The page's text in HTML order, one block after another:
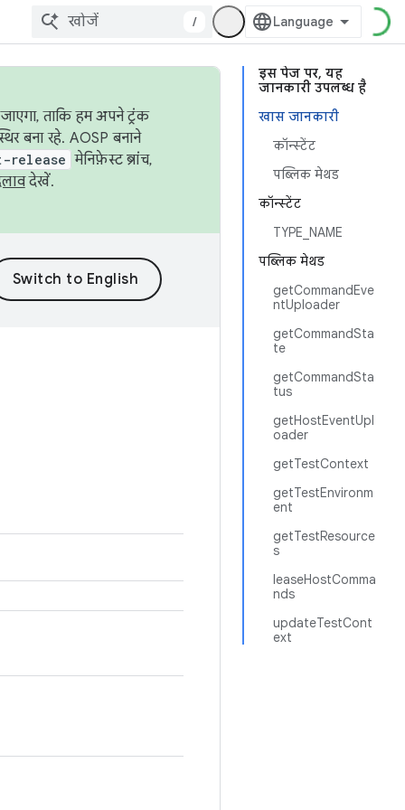
/
इस पेज पर, यह
जानकारी उपलब्ध है
खास जानकारी
कॉन्स्टेंट
पब्लिक मेथड
कॉन्स्टेंट
TYPE_NAME
पब्लिक मेथड
getCommandEve
ntUploader
getCommandSta
te
getCommandSta
tus
getHostEventUpl
oader
getTestContext
getTestEnvironm
ent
getTestResource
s
leaseHostComma
nds
updateTestCont
ext
ताकि हम अपने ट्रंक
बना रहे. AOSP बनाने
release मेनिफ़ेस्ट ब्रांच,
देखें.